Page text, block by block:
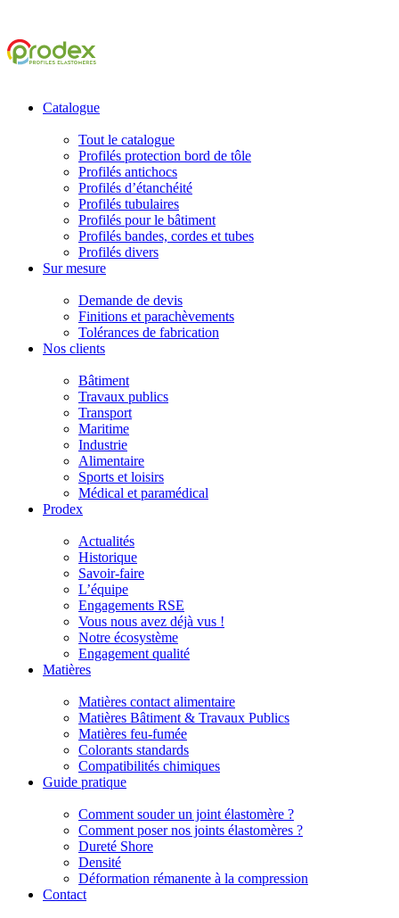
Catalogue
Tout le catalogue
Profilés protection bord de tôle
Profilés antichocs
Profilés d’étanchéité
Profilés tubulaires
Profilés pour le bâtiment
Profilés bandes, cordes et tubes
Profilés divers
Sur mesure
Demande de devis
Finitions et parachèvements
Tolérances de fabrication
Nos clients
Bâtiment
Travaux publics
Transport
Maritime
Industrie
Alimentaire
Sports et loisirs
Médical et paramédical
Prodex
Actualités
Historique
Savoir-faire
L’équipe
Engagements RSE
Vous nous avez déjà vus !
Notre écosystème
Engagement qualité
Matières
Matières contact alimentaire
Matières Bâtiment & Travaux Publics
Matières feu-fumée
Colorants standards
Compatibilités chimiques
Guide pratique
Comment souder un joint élastomère ?
Comment poser nos joints élastomères ?
Dureté Shore
Densité
Déformation rémanente à la compression
Contact